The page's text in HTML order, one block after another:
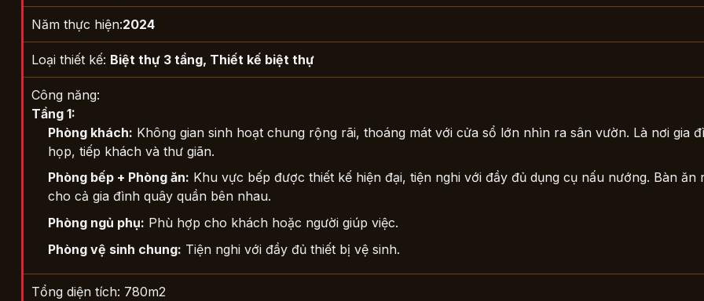
Năm thực hiện:2024
Loại thiết kế: Biệt thự 3 tầng, Thiết kế biệt thự
Công năng:
Tầng 1:
Phòng khách: Không gian sinh hoạt chung rộng rãi, thoáng mát với cửa sổ lớn nhìn ra sân vườn. Là nơi gia
họp, tiếp khách và thư giãn.
Phòng bếp + Phòng ăn: Khu vực bếp được thiết kế hiện đại, tiện nghi với đầy đủ dụng cụ nấu nướng. Bàn ăn
cho cả gia đình quây quần bên nhau.
Phòng ngủ phụ: Phù hợp cho khách hoặc người giúp việc.
Phòng vệ sinh chung: Tiện nghi với đầy đủ thiết bị vệ sinh.
Tổng diện tích: 780m2